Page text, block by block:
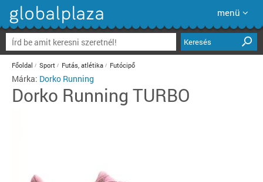
menü
Keresés
Főoldal Sport Futás, atlétika Futócipő
Márka: Dorko Running
Dorko Running TURBO